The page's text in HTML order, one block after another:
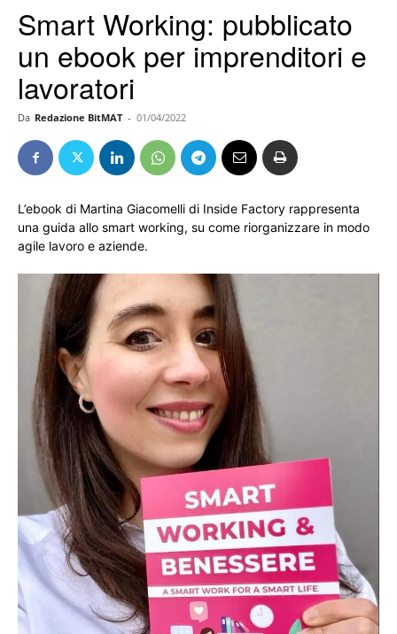
Smart Working: pubblicato
un ebook per imprenditori e
lavoratori
Da Redazione BitMAT - 01/04/2022
L’ebook di Martina Giacomelli di Inside Factory rappresenta
una guida allo smart working, su come riorganizzare in modo
agile lavoro e aziende.